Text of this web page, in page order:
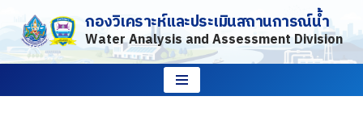
Skip
to
กองวิเคราะห์และประเมินสถานการณ์น้ำ
Water Analysis and Assessment Division